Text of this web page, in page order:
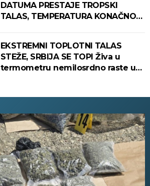
DATUMA PRESTAJE TROPSKI
TALAS, TEMPERATURA KONAČNO
EKSTREMNI TOPLOTNI TALAS
STEŽE, SRBIJA SE TOPI Živa u
termometru nemilosrdno raste u